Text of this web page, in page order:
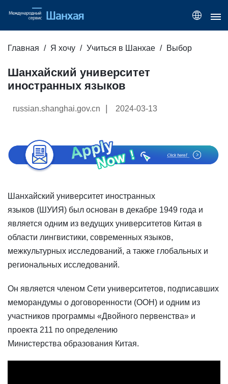
Главная Я хочу Учиться в Шанхае Выбоp
Шанхайский университет
иностранных языков
russian.shanghai.gov.cn 2024-03-13
Шанхайский университет иностранных
языков (ШУИЯ) был основан в декабре 1949 года и
является одним из ведущих университетов Китая в
области лингвистики, современных языков,
межкультурных исследований, а также глобальных и
региональных исследований.
Он является членом Сети университетов, подписавших
меморандумы о договоренности (ООН) и одним из
участников программы «Двойного первенства» и
проекта 211 по определению
Министерства образования Китая.